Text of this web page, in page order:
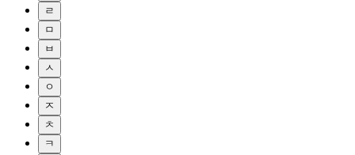
ㄹ
ㅁ
ㅂ
ㅅ
ㅇ
ㅈ
ㅊ
ㅋ